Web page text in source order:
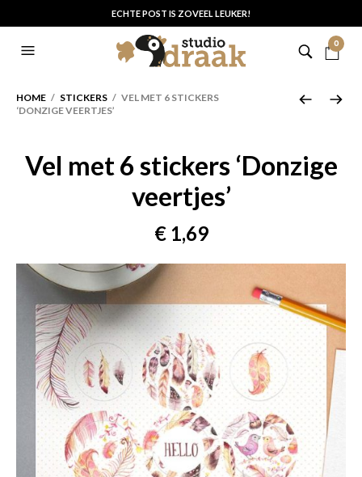
ECHTE POST IS ZOVEEL LEUKER!
0
HOME / STICKERS / VEL MET 6 STICKERS
‘DONZIGE VEERTJES’
Vel met 6 stickers ‘Donzige
veertjes’
€1,69